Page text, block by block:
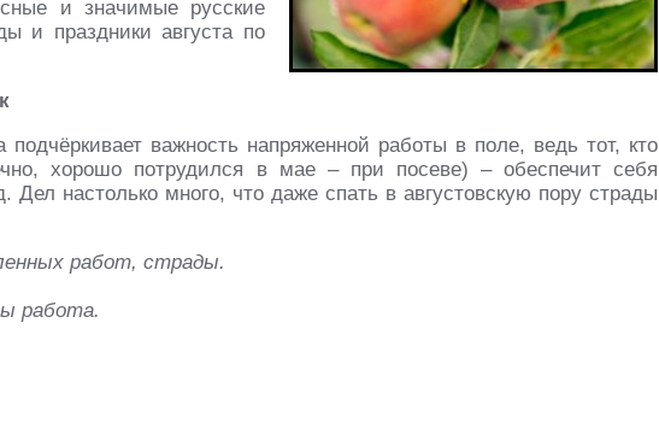
и значимые русские
и праздники августа по
подчёркивает важность напряженной работы в поле, ведь тот, кто
хорошо потрудился в мае – при посеве) – обеспечит себя
настолько много, что даже спать в августовскую пору страды
работ, страды.
работа.